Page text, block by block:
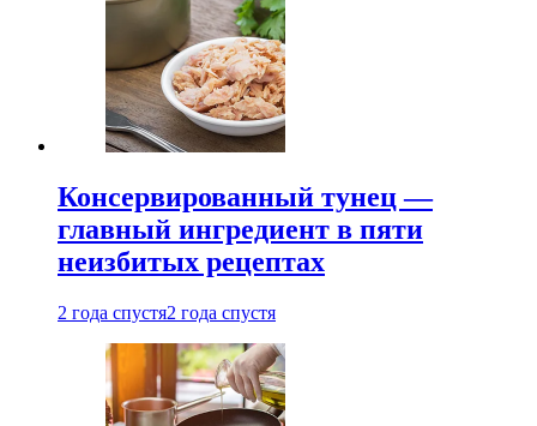
Консервированный тунец —
главный ингредиент в пяти
неизбитых рецептах
2 года спустя2 года спустя